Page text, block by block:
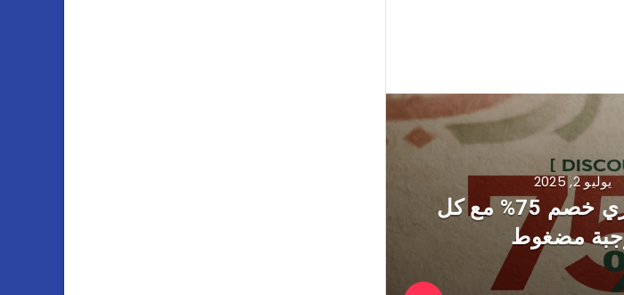
يوليو 2, 2025
عرض كوزي خصم 75% مع كل
مضغوط